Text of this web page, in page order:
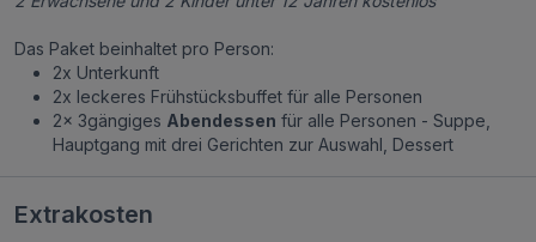
Das Paket beinhaltet pro Person:
2x Unterkunft
2x leckeres Frühstücksbuffet für alle Personen
2x 3gängiges Abendessen für alle Personen - Suppe,
Hauptgang mit drei Gerichten zur Auswahl, Dessert
Extrakosten